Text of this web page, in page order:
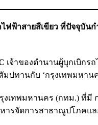
ฟฟ้าสายสีเขียว ที่ปัจจุบั
เจ้าของตำนานผู้บุกเบิกร
มปทานกับ ‘กรุงเทพมหา
เทพมหานคร (กทม.) ที่มี
ารจัดการสาธาณูปโภคแ